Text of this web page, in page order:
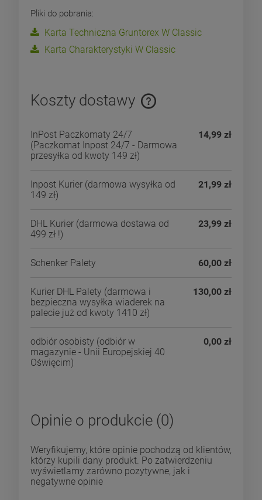
Pliki do pobrania:
Karta Techniczna Gruntorex W Classic
Karta Charakterystyki W Classic
Koszty dostawy
Cena nie zawiera ewentualnych kosztów płatności
InPost Paczkomaty 24/7
(Paczkomat Inpost 24/7 - Darmowa
przesyłka od kwoty 149 zł)
14,99 zł
Inpost Kurier (darmowa wysyłka od
149 zł)
21,99 zł
DHL Kurier (darmowa dostawa od
499 zł !)
23,99 zł
Schenker Palety 60,00 zł
Kurier DHL Palety (darmowa i
bezpieczna wysyłka wiaderek na
palecie już od kwoty 1410 zł)
130,00 zł
odbiór osobisty (odbiór w
magazynie - Unii Europejskiej 40
Oświęcim)
0,00 zł
Opinie o produkcie (0)
Weryfikujemy, które opinie pochodzą od klientów,
którzy kupili dany produkt. Po zatwierdzeniu
wyświetlamy zarówno pozytywne, jak i
negatywne opinie